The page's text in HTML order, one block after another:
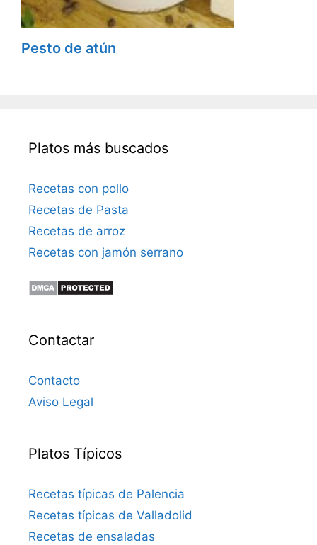
Pesto de atún
Platos más buscados
Recetas con pollo
Recetas de Pasta
Recetas de arroz
Recetas con jamón serrano
Contactar
Contacto
Aviso Legal
Platos Típicos
Recetas típicas de Palencia
Recetas típicas de Valladolid
Recetas de ensaladas